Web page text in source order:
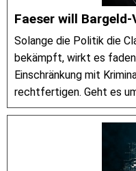
Faeser will
Solange die Politik die
bekämpft, wirkt es
Einschränkung mit
rechtfertigen. Geht es